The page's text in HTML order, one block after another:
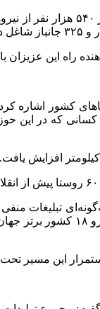
نوری با اشاره به آمار
راه این عزیزان
کشور اشاره
روستایی احداث شد.
تبلیغات
این مسیر